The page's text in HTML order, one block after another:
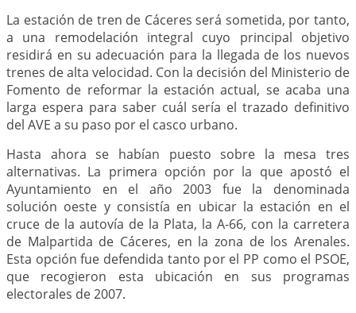
La estación de tren de Cáceres será sometida, por tanto,
a una remodelación integral cuyo principal objetivo
residirá en su adecuación para la llegada de los nuevos
trenes de alta velocidad. Con la decisión del Ministerio de
Fomento de reformar la estación actual, se acaba una
larga espera para saber cuál sería el trazado definitivo
del AVE a su paso por el casco urbano.
Hasta ahora se habían puesto sobre la mesa tres
alternativas. La primera opción por la que apostó el
Ayuntamiento en el año 2003 fue la denominada
solución oeste y consistía en ubicar la estación en el
cruce de la autovía de la Plata, la A-66, con la carretera
de Malpartida de Cáceres, en la zona de los Arenales.
Esta opción fue defendida tanto por el PP como el PSOE,
que recogieron esta ubicación en sus programas
electorales de 2007.